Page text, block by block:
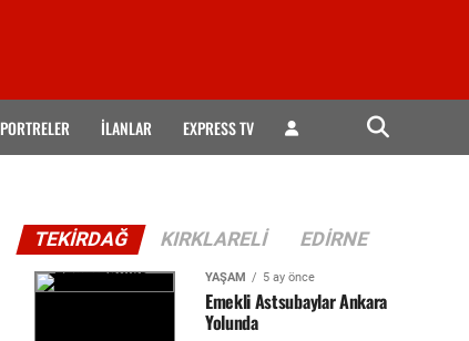
PORTRELER İLANLAR EXPRESS TV
TEKIRDAĞ KIRKLARELI EDIRNE
YAŞAM 5 ay önce
Emekli Astsubaylar Ankara
Yolunda